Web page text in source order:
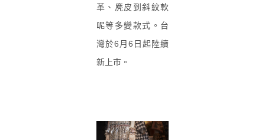
革、麂皮到斜紋軟
呢等多變款式。台
灣於6月6日起陸續
新上市。